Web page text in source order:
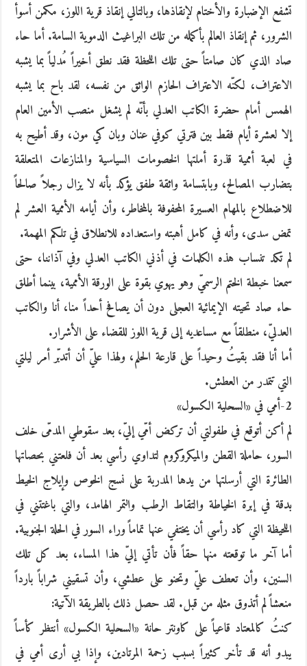
تشفع الإضبارة والأختام لإنقاذها، وبالتالي إنقاذ قرية اللوز، مكمن أسوأ
الشرور، ثم إنقاذ العالم بأكمله من تلك البراغيث الدموية السامة. أما حاء
صاد الذي كان صامتاً حتى تلك اللحظة فقد نطق أخيراً مُدلياً بما يشبه
الاعتراف، لكنّه الاعتراف الحازم الواثق من نفسه، لقد باح بما يشبه
الهمس أمام حضرة الكاتب العدلي بأنّه لم يشغل منصب الأمين العام
إلا لعشرة أيام فقط بين فترتي كوفي عنان وبان كي مون، وقد أطيح به
في لعبة أممية قذرة أملتها الخصومات السياسية والمنازعات المتعلقة
بتضارب المصالح، وبابتسامة واثقة طفق يؤكد بأنه لا يزال رجلاً صالحاً
للاضطلاع بالمهام العسيرة المحفوفة بالمخاطر، وأن أيامه الأممية العشر لم
تمض سدى، وأنه في كامل أهبته واستعداده للانطلاق في تلكم المهمة.
لم تكد تنساب هذه الكلمات في أذني الكاتب العدلي وفي آذاننا، حتى
سمعنا خبطة الختم الرسميّ وهو يهوي بقوة على الورقة الأممية، بينما أطلق
حاء صاد تحيته الإيمائية العجلى دون أن يصافح أحداً منا، أنا والكاتب
العدليّ، منطلقاً مع مساعديه إلى قرية اللوز للقضاء على الأشرار.
أما أنا فقد بقيتُ وحيداً على قارعة الحلم، ولهذا عليّ أن أتدبّر أمر ليلتي
التي تتمدر من العطش.
2-أمي في «السحلية الكسول»
لم أكن أتوقع في طفولتي أن تركض أمّي إليّ، بعد سقوطي المدمّى خلف
السور، حاملة القطن والميكروكروم لتداوي رأسي بعد أن فلعتني بحصاتها
الطائرة التي أرسلتها من يدها المدربة على نسج الخوص وإيلاج الخيط
بدقة في إبرة الخياطة والتقاط الرطب والتمر الهامد، والتي باغتتني في
اللحيظة التي كاد رأسي أن يختفي عنها تماماً وراء السور في الحلة الجنوبية.
أما آخر ما توقعته منها حقاً فأن تأتي إليّ هذا المساء، بعد كل تلك
السنين، وأن تعطف عليّ وتحنو على عطشي، وأن تسقيني شراباً بارداً
منعشاً لم أتذوق مثله من قبل. لقد حصل ذلك بالطريقة الآتية:
كنتُ كالمعتاد قاعياً على كاونتر حانة «السحلية الكسول» أنتظر كأساً
يبدو أنه قد تأخر كثيراً بسبب زحمة المرتادين، وإذا بي أرى أمي في